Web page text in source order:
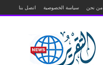
من نحن سياسة الخصوصية اتصل بنا